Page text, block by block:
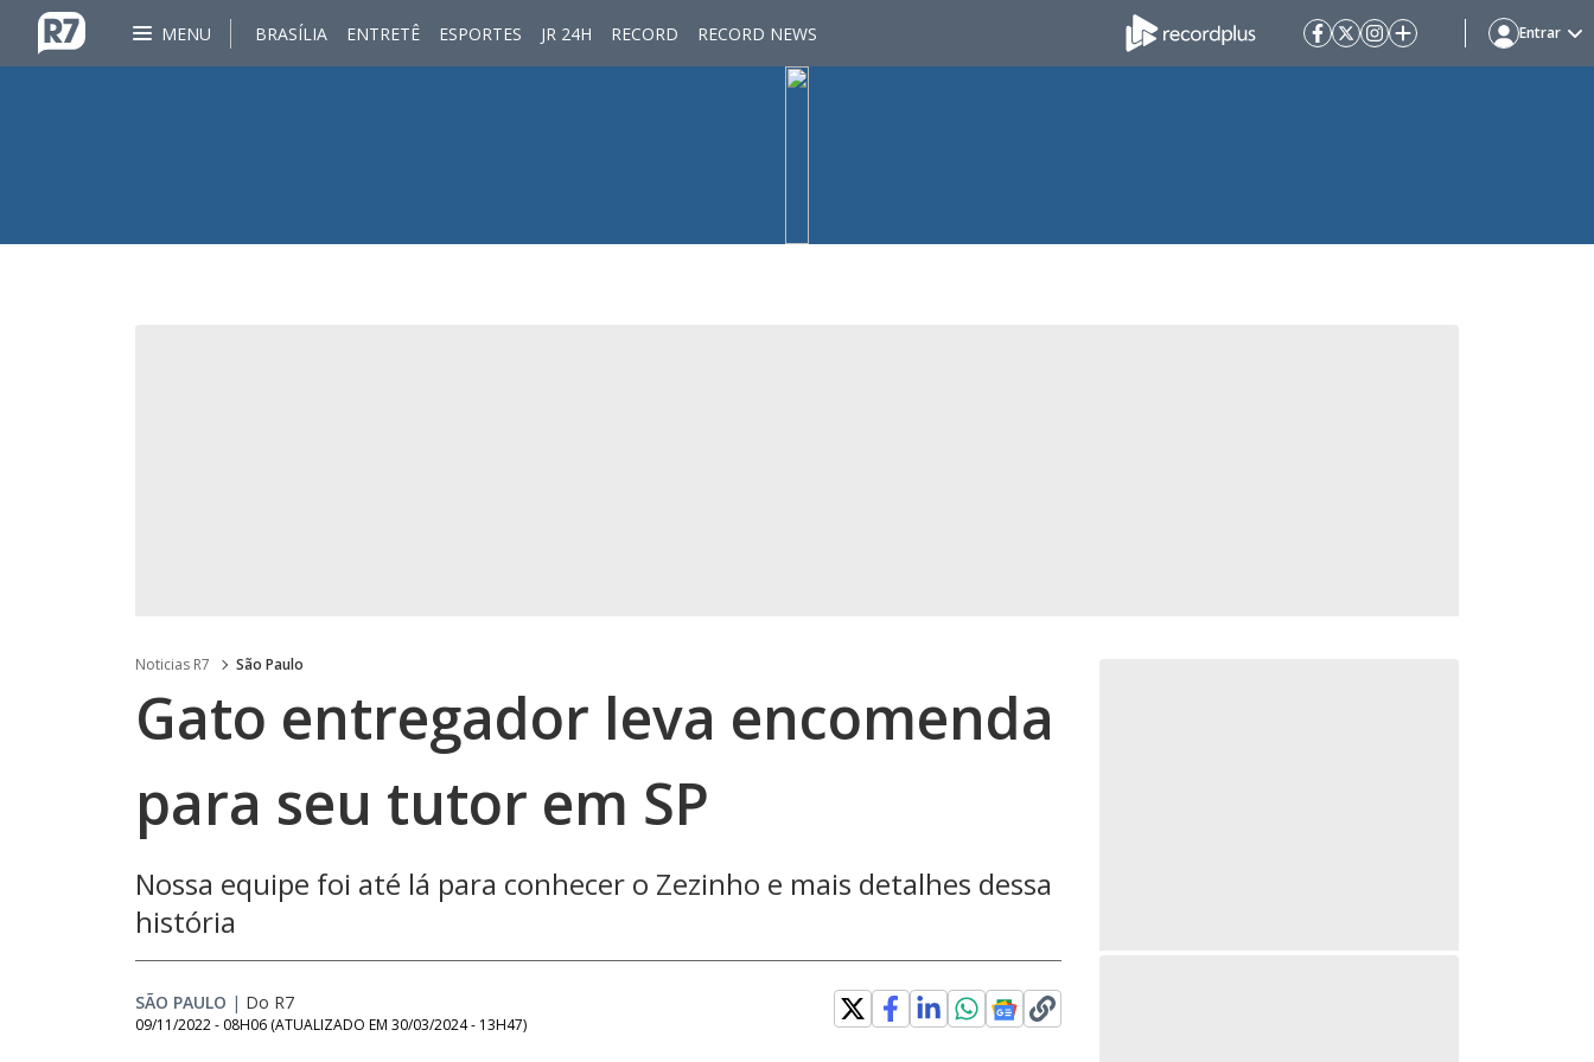
MENU BRASÍLIA ENTRETÊ ESPORTES JR 24H RECORD RECORD NEWS Entrar
Noticias R7 São Paulo
Gato entregador leva encomenda
para seu tutor em SP
Nossa equipe foi até lá para conhecer o Zezinho e mais detalhes dessa
história
SÃO PAULO | Do R7
09/11/2022 - 08H06 (ATUALIZADO EM 30/03/2024 - 13H47)